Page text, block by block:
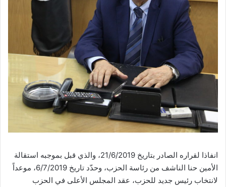
انفاذا لقراره الصادر بتاريخ 21/6/2019، والذي قبل بموجبه استقالة
الأمين حنا الناشف من رئاسة الحزب، وحدّد تاريخ 6/7/2019، موعداً
لانتخاب رئيس جديد للحزب، عقد المجلس الأعلى في الحزب